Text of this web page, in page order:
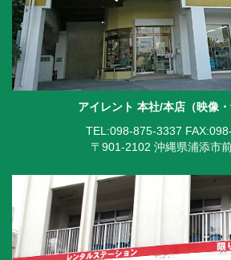
アイレント 本社/本店（映像・
TEL:098-875-3337
〒901-2102 沖縄県浦添市